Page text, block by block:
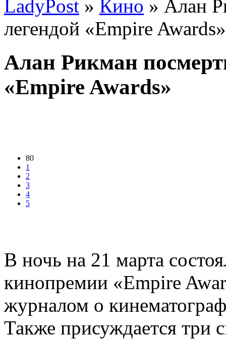
LadyPost » Кино » Алан
легендой «Empire Awards»
Алан Рикман
«Empire Awards»
80
1
2
3
4
5
В ночь на 21 марта
кинопремии «Empire
журналом о
Также присуждается три